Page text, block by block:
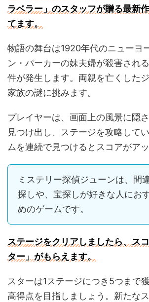
ラベラー」のスタッフが贈る最新
てます。
物語の舞台は1920年代のニューヨ
ン・パーカーの妹夫婦が殺害され
件が発生します。両親を亡くしたジ
家族の謎に挑みます。
プレイヤーは、画面上の風景に隠
見つけ出し、ステージを攻略して
ムを連続で見つけるとスコアがアッ
ミステリー探偵ジューンは、間
探しや、宝探しが好きな人にお
めのゲームです。
ステージをクリアしましたら、ス
ター」がもらえます。
スターは1ステージにつき5つまで
高得点を目指しましょう。新たな